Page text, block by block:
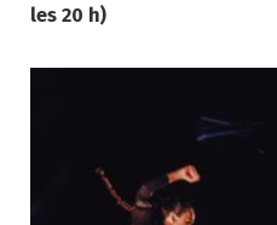
les 20 h)